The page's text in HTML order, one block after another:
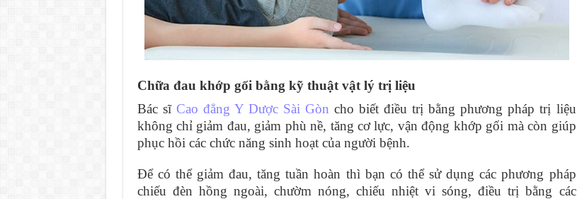
Chữa đau khớp gối bằng kỹ thuật vật lý trị liệu
Bác sĩ Cao đẳng Y Dược Sài Gòn cho biết điều trị bằng phương pháp trị liệu
không chỉ giảm đau, giảm phù nề, tăng cơ lực, vận động khớp gối mà còn giúp
phục hồi các chức năng sinh hoạt của người bệnh.
Để có thể giảm đau, tăng tuần hoàn thì bạn có thể sử dụng các phương pháp
chiếu đèn hồng ngoài, chườm nóng, chiếu nhiệt vi sóng, điều trị bằng các